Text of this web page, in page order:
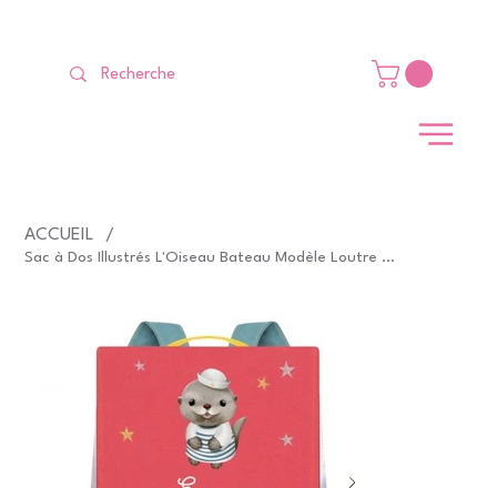
ACCUEIL /
Sac à Dos Illustrés L'Oiseau Bateau Modèle Loutre Mer